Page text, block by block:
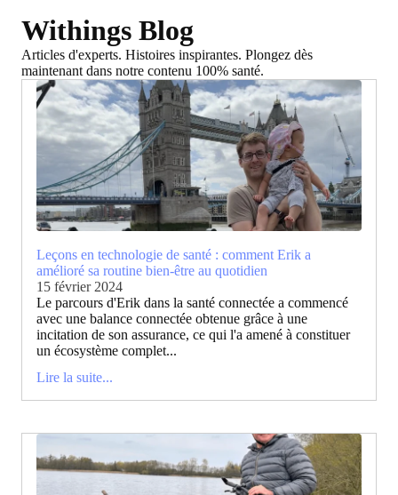
Withings Blog
Articles d'experts. Histoires inspirantes. Plongez dès
maintenant dans notre contenu 100% santé.
Leçons en technologie de santé : comment Erik a
amélioré sa routine bien-être au quotidien
15 février 2024
Le parcours d'Erik dans la santé connectée a commencé
avec une balance connectée obtenue grâce à une
incitation de son assurance, ce qui l'a amené à constituer
un écosystème complet...
Lire la suite...